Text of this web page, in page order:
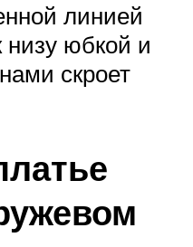
линией
низу юбкой и
скроет